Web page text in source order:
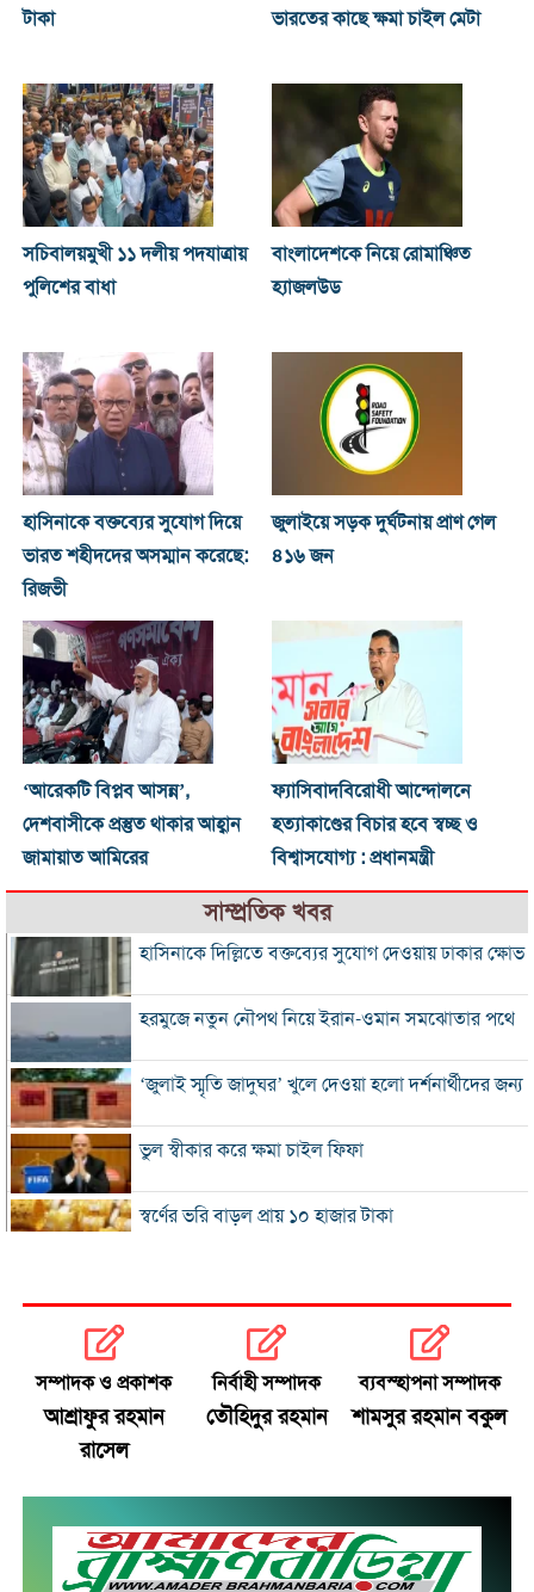
টাকা
ভারতের কাছে ক্ষমা চাইল মেটা
সচিবালয়মুখী ১১ দলীয় পদযাত্রায়
পুলিশের বাধা
বাংলাদেশকে নিয়ে রোমাঞ্চিত
হ্যাজলউড
হাসিনাকে বক্তব্যের সুযোগ দিয়ে
ভারত শহীদদের অসম্মান করেছে:
রিজভী
জুলাইয়ে সড়ক দুর্ঘটনায় প্রাণ গেল
৪১৬ জন
‘আরেকটি বিপ্লব আসন্ন’,
দেশবাসীকে প্রস্তুত থাকার আহ্বান
জামায়াত আমিরের
ফ্যাসিবাদবিরোধী আন্দোলনে
হত্যাকাণ্ডের বিচার হবে স্বচ্ছ ও
বিশ্বাসযোগ্য : প্রধানমন্ত্রী
সাম্প্রতিক খবর
হাসিনাকে দিল্লিতে বক্তব্যের সুযোগ দেওয়ায় ঢাকার ক্ষোভ
হরমুজে নতুন নৌপথ নিয়ে ইরান-ওমান সমঝোতার পথে
‘জুলাই স্মৃতি জাদুঘর’ খুলে দেওয়া হলো দর্শনার্থীদের জন্য
ভুল স্বীকার করে ক্ষমা চাইল ফিফা
স্বর্ণের ভরি বাড়ল প্রায় ১০ হাজার টাকা
সচিবালয়মুখী ১১ দলীয় পদযাত্রায় পুলিশের বাধা
বাংলাদেশকে নিয়ে রোমাঞ্চিত হ্যাজলউড
হাসিনাকে বক্তব্যের সুযোগ দিয়ে ভারত শহীদদের
অসম্মান করেছে: রিজভী
জুলাইয়ে সড়ক দুর্ঘটনায় প্রাণ গেল ৪১৬ জন
সম্পাদক ও প্রকাশক
আশ্রাফুর রহমান
রাসেল
নির্বাহী সম্পাদক
তৌহিদুর রহমান
ব্যবস্হাপনা সম্পাদক
শামসুর রহমান বকুল